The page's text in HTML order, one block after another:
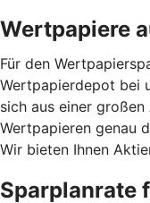
Wertpapiere
Für den
Wertpapierdepot bei
sich aus einer
Wertpapieren genau
Wir bieten Ihnen
Sparplanrate